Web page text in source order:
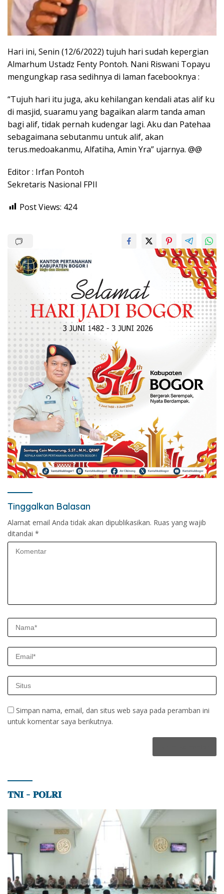
Hari ini, Senin (12/6/2022) tujuh hari sudah kepergian
Almarhum Ustadz Fenty Pontoh. Nani Riswani Topayu
mengungkap rasa sedihnya di laman facebooknya :
“Tujuh hari itu juga, aku kehilangan kendali atas alif ku
di masjid, suaramu yang bagaikan alarm tanda aman
bagi alif, tidak pernah kudengar lagi. Aku dan Patehaa
sebagaimana sebutanmu untuk alif, akan
terus.medoakanmu, Alfatiha, Amin Yra” ujarnya. @@
Editor : Irfan Pontoh
Sekretaris Nasional FPII
Post Views: 424
Tinggalkan Balasan
Alamat email Anda tidak akan dipublikasikan. Ruas yang wajib
ditandai *
Simpan nama, email, dan situs web saya pada peramban ini
untuk komentar saya berikutnya.
𝐓𝐍𝐈 – 𝐏𝐎𝐋𝐑𝐈